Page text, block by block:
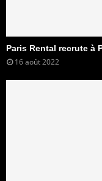
Paris Rental recrute à
16 août 2022